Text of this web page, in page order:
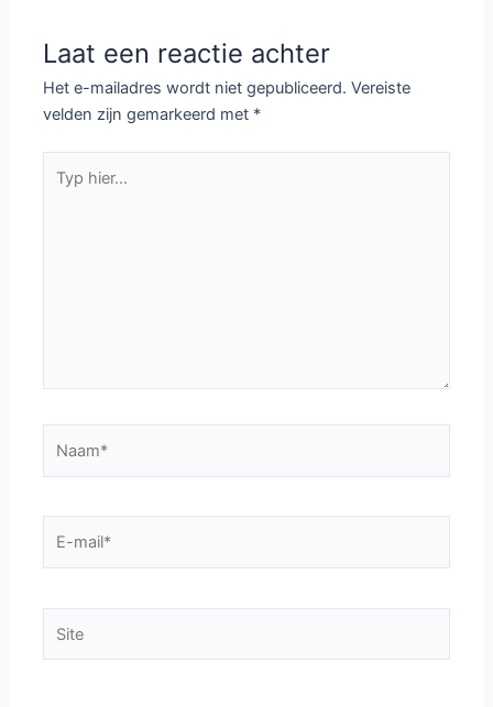
Laat een reactie achter
Het e-mailadres wordt niet gepubliceerd. Vereiste
velden zijn gemarkeerd met *
hier...
mail*